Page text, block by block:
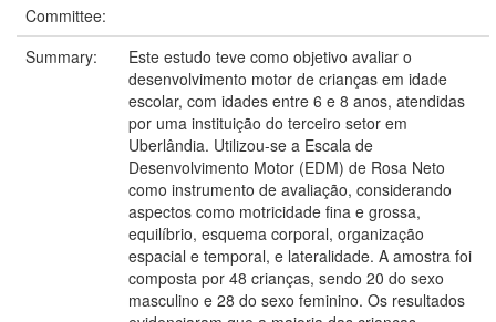
Committee:
Summary:
Este estudo teve como objetivo avaliar o
desenvolvimento motor de crianças em idade
escolar, com idades entre 6 e 8 anos, atendidas
por uma instituição do terceiro setor em
Uberlândia. Utilizou-se a Escala de
Desenvolvimento Motor (EDM) de Rosa Neto
como instrumento de avaliação, considerando
aspectos como motricidade fina e grossa,
equilíbrio, esquema corporal, organização
espacial e temporal, e lateralidade. A amostra foi
composta por 48 crianças, sendo 20 do sexo
masculino e 28 do sexo feminino. Os resultados